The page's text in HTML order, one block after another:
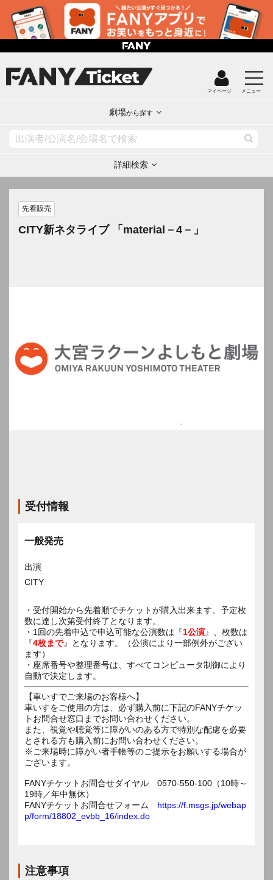
マイページ メニュー
劇場から探す
詳細検索
先着販売
CITY新ネタライブ 「material－4－」
受付情報
一般発売
出演
CITY
・受付開始から先着順でチケットが購入出来ます。予定枚
数に達し次第受付終了となります。
・1回の先着申込で申込可能な公演数は『1公演』、枚数は
『4枚まで』となります。（公演により一部例外がござい
ます）
・座席番号や整理番号は、すべてコンピュータ制御により
自動で決定します。
【車いすでご来場のお客様へ】
車いすをご使用の方は、必ず購入前に下記のFANYチケッ
トお問合せ窓口までお問い合わせください。
また、視覚や聴覚等に障がいのある方で特別な配慮を必要
とされる方も購入前にお問い合わせください。
※ご来場時に障がい者手帳等のご提示をお願いする場合が
ございます。
FANYチケットお問合せダイヤル 0570-550-100（10時～
19時／年中無休）
FANYチケットお問合せフォーム https://f.msgs.jp/webap
p/form/18802_evbb_16/index.do
注意事項